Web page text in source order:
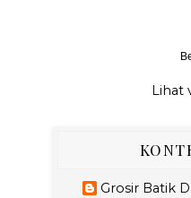
Lihat
Grosir Batik